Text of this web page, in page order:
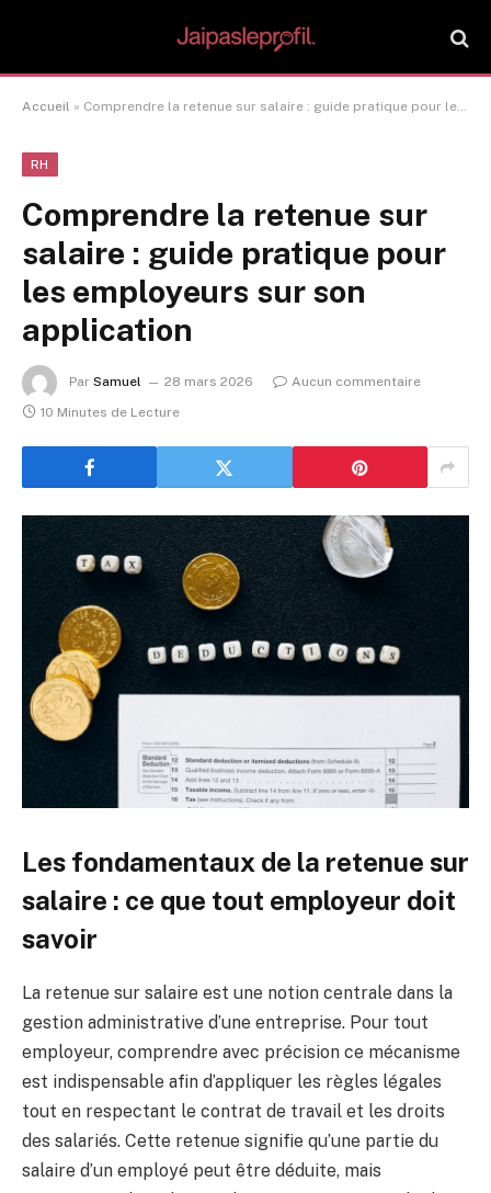
Accueil » Comprendre la retenue sur salaire : guide pratique pour les employeurs sur son application
RH
Comprendre la retenue sur
salaire : guide pratique pour
les employeurs sur son
application
Par Samuel 28 mars 2026
Aucun commentaire
10 Minutes de Lecture
Les fondamentaux de la retenue sur
salaire : ce que tout employeur doit
savoir
La retenue sur salaire est une notion centrale dans la
gestion administrative d’une entreprise. Pour tout
employeur, comprendre avec précision ce mécanisme
est indispensable afin d’appliquer les règles légales
tout en respectant le contrat de travail et les droits
des salariés. Cette retenue signifie qu’une partie du
salaire d’un employé peut être déduite, mais